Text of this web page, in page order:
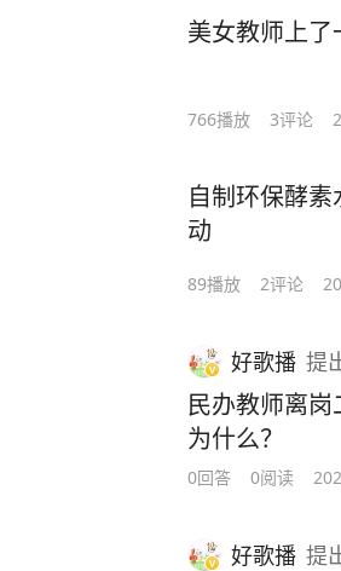
美女教师上
766播放 3评论
自制环保酵
动
89播放 2评论
好歌播 提
民办教师离岗
为什么？
0回答 0阅读
好歌播 提